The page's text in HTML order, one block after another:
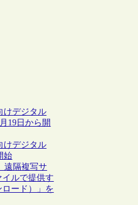
けデジタル
19日から開
けデジタル
始
遠隔複写サ
イルで提供す
ロード）」を